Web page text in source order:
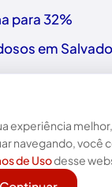
para 32%
em
nas redes!
experiência
navegando, você
de Usodesse